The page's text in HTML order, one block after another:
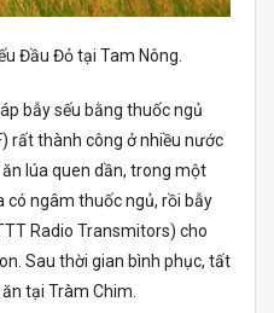
Đầu Đỏ tại Tam Nông.
bẫy sếu bằng thuốc ngủ
rất thành công ở nhiều nước
lúa quen dần, trong một
có ngâm thuốc ngủ, rồi bẫy
Radio Transmitors) cho
Sau thời gian bình phục, tất
tại Tràm Chim.